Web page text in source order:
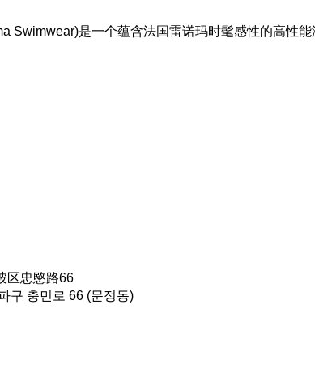
Swimwear)是一个蕴含法国雷诺玛时髦感性的高性
区忠愍路66
구 충민로 66 (문정동)